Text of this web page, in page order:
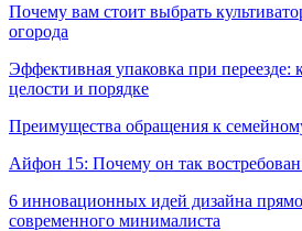
Почему вам стоит выбрать
огорода
Эффективная упаковка при переезде:
целости и порядке
Преимущества обращения к
Айфон 15: Почему он так
6 инновационных идей дизайна
современного минималиста